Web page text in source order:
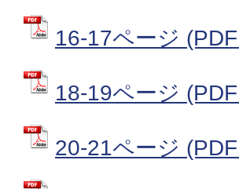
16-17ページ
18-19ページ
20-21ページ